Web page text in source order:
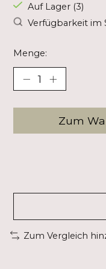
Auf Lager (3)
Verfügbarkeit im
Menge:
Zum
Zum Vergleich